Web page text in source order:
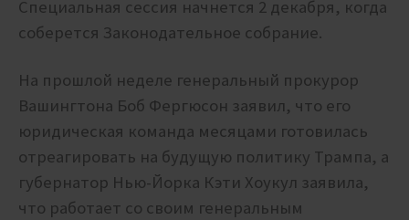
Специальная сессия начнется 2 декабря, когда
соберется Законодательное собрание.
На прошлой неделе генеральный прокурор
Вашингтона Боб Фергюсон заявил, что его
юридическая команда месяцами готовилась
отреагировать на будущую политику Трампа, а
губернатор Нью-Йорка Кэти Хоукул заявила,
что работает со своим генеральным